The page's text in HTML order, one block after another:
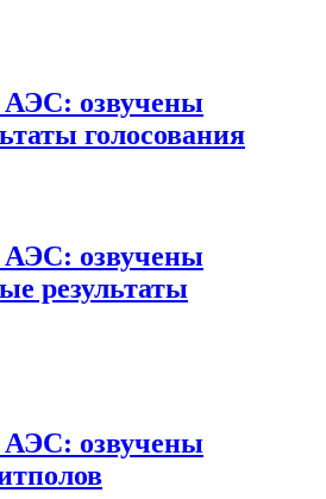
АЭС: озвучены
голосования
АЭС: озвучены
результаты
АЭС: озвучены